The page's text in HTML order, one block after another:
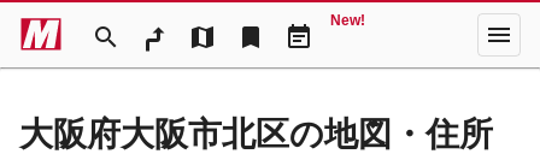
search map bookmark event_note
New! menu
大阪府大阪市北区の地図・住所